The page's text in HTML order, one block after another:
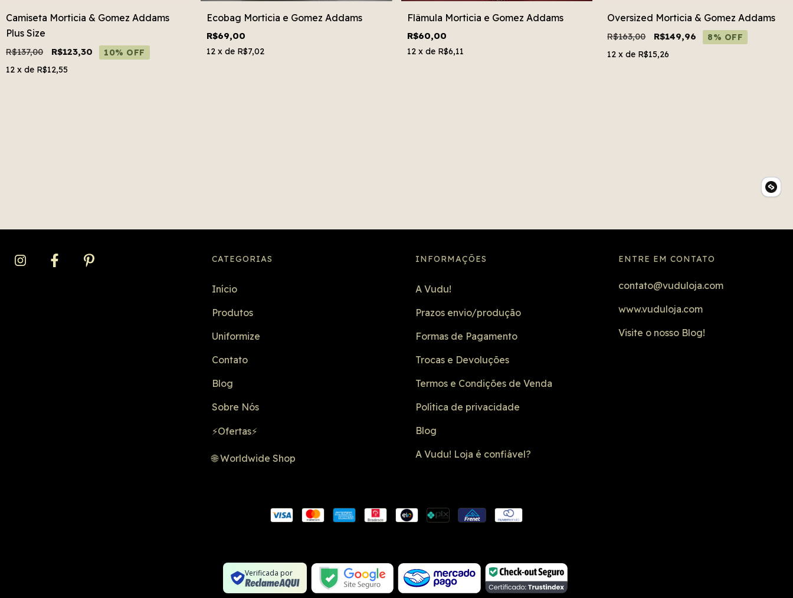
Camiseta Morticia & Gomez Addams
Plus Size
R$137,00 R$123,30
10% OFF
12 x de R$12,55
Ecobag Morticia e Gomez Addams
R$69,00
12 x de R$7,02
Flâmula Morticia e Gomez Addams
R$60,00
12 x de R$6,11
Oversized Morticia & Gomez Addams
R$163,00 R$149,96
8% OFF
12 x de R$15,26
CATEGORIAS
Início
Produtos
Uniformize
Contato
Blog
Sobre Nós
⚡Ofertas⚡
🌐 Worldwide Shop
INFORMAÇÕES
A Vudu!
Prazos envio/produção
Formas de Pagamento
Trocas e Devoluções
Termos e Condições de Venda
Política de privacidade
Blog
A Vudu! Loja é confiável?
ENTRE EM CONTATO
contato@vuduloja.com
www.vuduloja.com
Visite o nosso Blog!
Verificada por
Conexão SSL segura